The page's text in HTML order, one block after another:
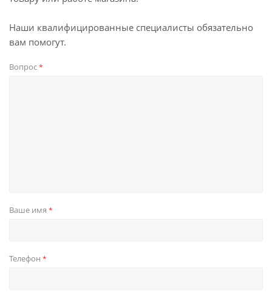
Наши квалифицированные специалисты обязательно
вам помогут.
Вопрос*
Ваше имя *
Телефон *